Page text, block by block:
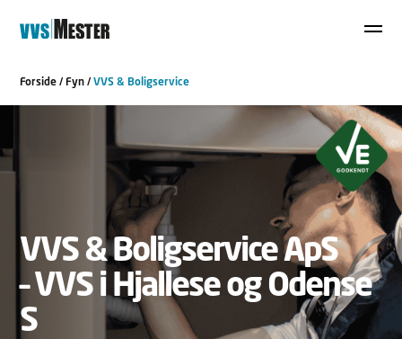
Forside /Fyn /VVS & Boligservice
VVS & Boligservice ApS
– VVS i Hjallese og Odense
S